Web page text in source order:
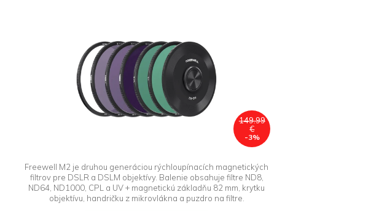
149.99
€
-3%
Freewell M2 je druhou generáciou rýchloupínacích magnetických
filtrov pre DSLR a DSLM objektívy. Balenie obsahuje filtre ND8,
ND64, ND1000, CPL a UV + magnetickú základňu 82 mm, krytku
objektívu, handričku z mikrovlákna a puzdro na filtre.